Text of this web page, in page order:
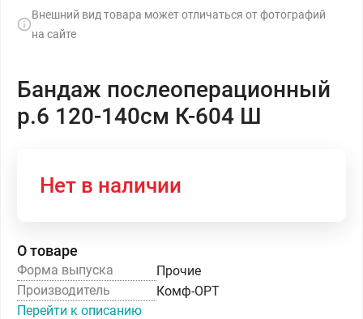
Внешний вид товара может отличаться от фотографий
на сайте
Бандаж послеоперационный
р.6 120-140см К-604 Ш
Нет в наличии
О товаре
Форма выпуска
Прочие
Производитель
Комф-ОРТ
Перейти к описанию